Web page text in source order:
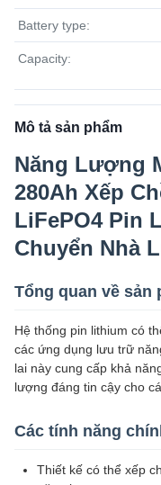
Battery type:
Capacity:
Mô tả sản phẩm
Năng Lượng
280Ah Xếp
LiFePO4 Pin
Chuyển Nhà
Tổng quan về sản
Hệ thống pin lithium có
các ứng dụng lưu trữ
lai này cung cấp khả
lượng đáng tin cậy cho
Các tính năng
Thiết kế có thể xếp